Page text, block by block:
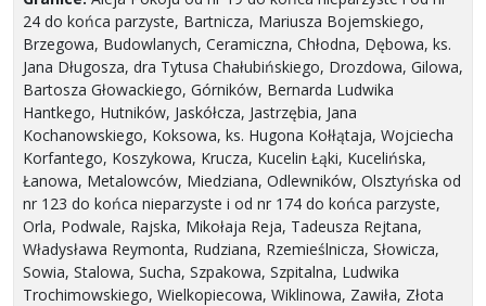
24 do końca parzyste, Bartnicza, Mariusza Bojemskiego,
Brzegowa, Budowlanych, Ceramiczna, Chłodna, Dębowa, ks.
Jana Długosza, dra Tytusa Chałubińskiego, Drozdowa, Gilowa,
Bartosza Głowackiego, Górników, Bernarda Ludwika
Hantkego, Hutników, Jaskółcza, Jastrzębia, Jana
Kochanowskiego, Koksowa, ks. Hugona Kołłątaja, Wojciecha
Korfantego, Koszykowa, Krucza, Kucelin Łąki, Kucelińska,
Łanowa, Metalowców, Miedziana, Odlewników, Olsztyńska od
nr 123 do końca nieparzyste i od nr 174 do końca parzyste,
Orla, Podwale, Rajska, Mikołaja Reja, Tadeusza Rejtana,
Władysława Reymonta, Rudziana, Rzemieślnicza, Słowicza,
Sowia, Stalowa, Sucha, Szpakowa, Szpitalna, Ludwika
Trochimowskiego, Wielkopiecowa, Wiklinowa, Zawiła, Złota